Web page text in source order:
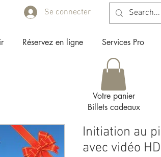
Se connecter
Réservez en ligne Services Pro
Initiation au
avec vidéo HD
Votre panier
Billets cadeaux